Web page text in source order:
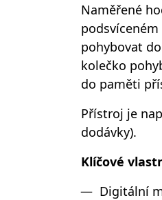
Naměřené
pohybovat
kolečko
do paměti
Přístroj je
dodávky).
Klíčové
Digitální